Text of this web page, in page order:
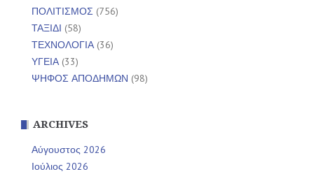
ΠΟΛΙΤΙΣΜΟΣ (756)
ΤΑΞΙΔΙ (58)
ΤΕΧΝΟΛΟΓΙΑ(36)
ΥΓΕΙΑ(33)
ΨΗΦΟΣ ΑΠΟΔΗΜΩΝ (98)
ARCHIVES
Αύγουστος 2026
Ιούλιος 2026